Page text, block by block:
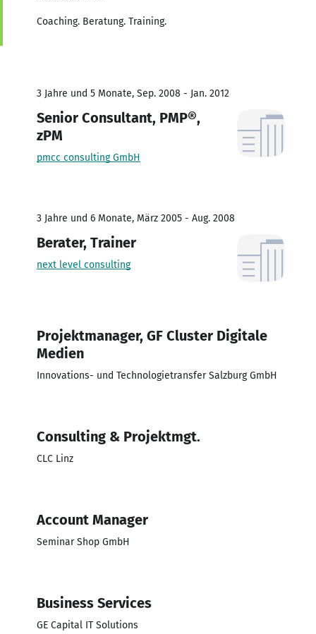
Coaching. Beratung. Training.
3 Jahre und 5 Monate, Sep. 2008 - Jan. 2012
Senior Consultant, PMP®,
zPM
pmcc consulting GmbH
3 Jahre und 6 Monate, März 2005 - Aug. 2008
Berater, Trainer
next level consulting
Projektmanager, GF Cluster Digitale
Medien
Innovations- und Technologietransfer Salzburg GmbH
Consulting & Projektmgt.
CLC Linz
Account Manager
Seminar Shop GmbH
Business Services
GE Capital IT Solutions